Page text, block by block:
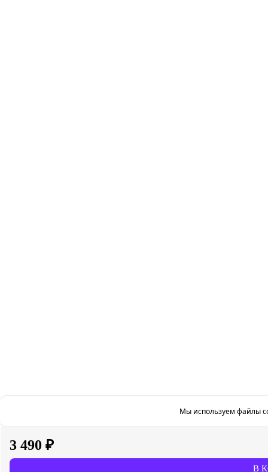
3 490 ₽
В
Мы используем файлы